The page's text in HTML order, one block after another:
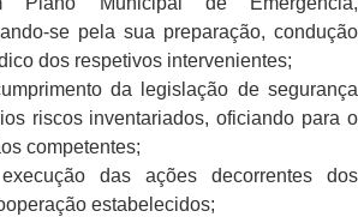
se pela sua preparação, condução
dos respetivos intervenientes;
da legislação de segurança
riscos inventariados, oficiando para o
competentes;
das ações decorrentes dos
estabelecidos;